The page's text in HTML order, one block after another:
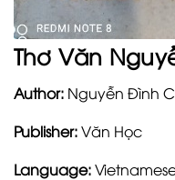
Thơ Văn
Author: Nguyễn Đình
Publisher:Văn Học
Language: